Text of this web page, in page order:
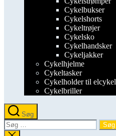
Cykelbukser
Cykelshorts
Cykeltrøjer
Cykelsko
Cykelhandsker
Cykeljakker
Cykelhjelme
Cykeltasker
Cykelholder til elcykel
Cykelbriller
Søg
Søg
efter: